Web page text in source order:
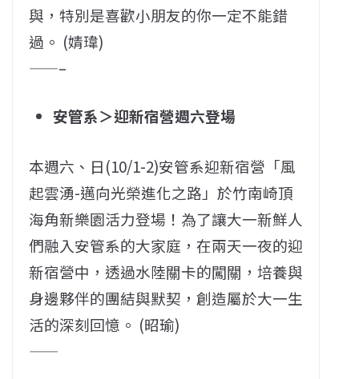
與，特別是喜歡小朋友的你一定不能錯
過。 (婧瑋)
——–
安管系＞迎新宿營週六登場
本週六、日(10/1-2)安管系迎新宿營「風
起雲湧-邁向光榮進化之路」於竹南崎頂
海角新樂園活力登場！為了讓大一新鮮人
們融入安管系的大家庭，在兩天一夜的迎
新宿營中，透過水陸關卡的闖關，培養與
身邊夥伴的團結與默契，創造屬於大一生
活的深刻回憶。 (昭瑜)
——